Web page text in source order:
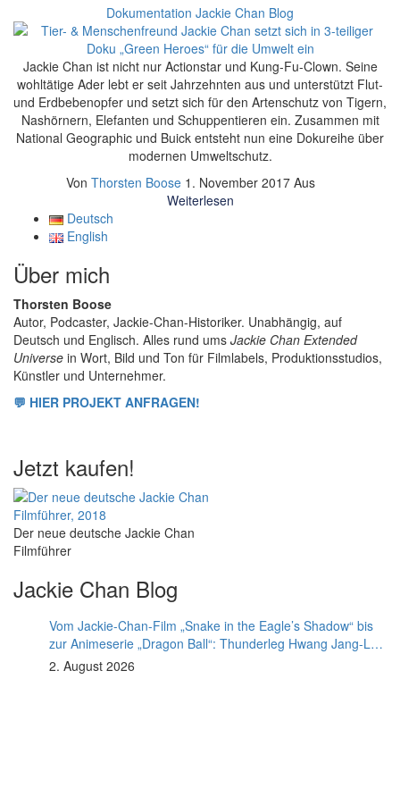
Dokumentation Jackie Chan Blog
Jackie Chan ist nicht nur Actionstar und Kung-Fu-Clown. Seine
wohltätige Ader lebt er seit Jahrzehnten aus und unterstützt Flut-
und Erdbebenopfer und setzt sich für den Artenschutz von Tigern,
Nashörnern, Elefanten und Schuppentieren ein. Zusammen mit
National Geographic und Buick entsteht nun eine Dokureihe über
modernen Umweltschutz.
Von Thorsten Boose 1. November 2017 Aus
Weiterlesen
Deutsch
English
Über mich
Thorsten Boose
Autor, Podcaster, Jackie-Chan-Historiker. Unabhängig, auf
Deutsch und Englisch. Alles rund ums Jackie Chan Extended
Universe in Wort, Bild und Ton für Filmlabels, Produktionsstudios,
Künstler und Unternehmer.
💬 HIER PROJEKT ANFRAGEN!
Jetzt kaufen!
Der neue deutsche Jackie Chan
Filmführer
Jackie Chan Blog
Vom Jackie-Chan-Film „Snake in the Eagle’s Shadow“ bis
zur Animeserie „Dragon Ball“: Thunderleg Hwang Jang-Lee
tritt globale Rechteoffensive los
2. August 2026